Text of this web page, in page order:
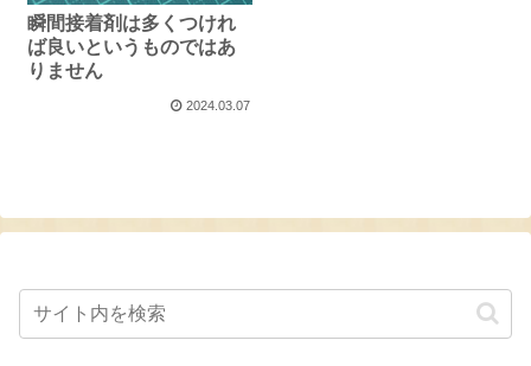
瞬間接着剤は多くつけれ
ば良いというものではあ
りません
2024.03.07